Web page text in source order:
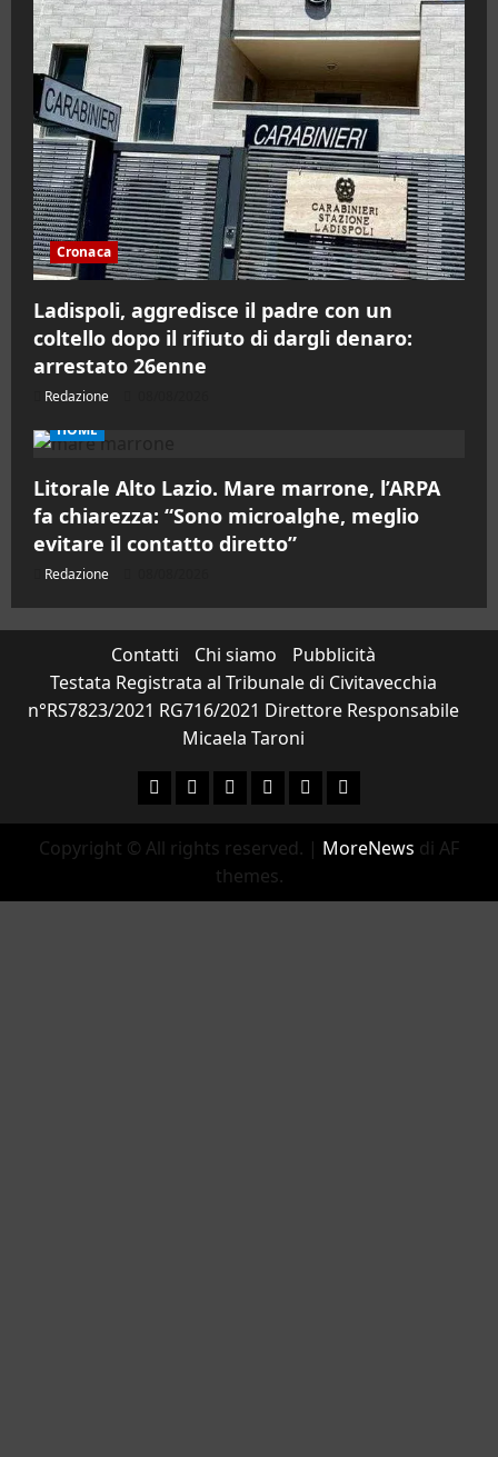
Cronaca
Ladispoli, aggredisce il padre con un
coltello dopo il rifiuto di dargli denaro:
arrestato 26enne
Redazione
HOME
Litorale Alto Lazio. Mare marrone, l’ARPA
fa chiarezza: “Sono microalghe, meglio
evitare il contatto diretto”
Redazione
Contatti Chi siamo
Pubblicità
Testata Registrata al Tribunale di Civitavecchia
n°RS7823/2021 RG716/2021 Direttore Responsabile
Micaela Taroni
FacebookInstagram
YouTubeTwitterEmailEnte Parco
Copyright © All rights reserved. | MoreNews di AF
themes.